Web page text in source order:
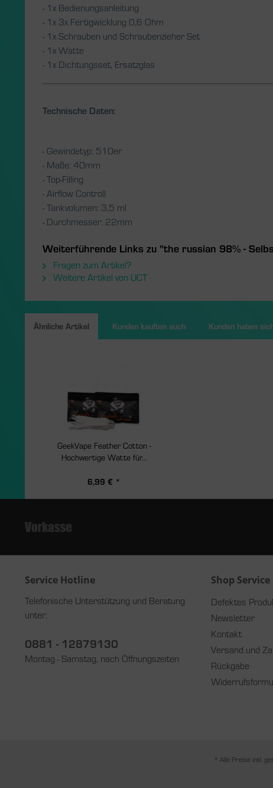
- 1x Bedienungsanleitung
- 1x 3x Fertigwicklung 0,6 Ohm
- 1x Schrauben und Schraubenzieher Set
- 1x Watte
- 1x Dichtungsset, Ersatzglas
Technische Daten:
- Gewindetyp: 510er
- Maße: 40mm
- Top-Filling
- Airflow Controll
- Tankvolumen: 3,5 ml
- Durchmesser: 22mm
Weiterführende Links zu "the russian 98% -
Fragen zum Artikel?
Weitere Artikel von UCT
Ähnliche Artikel Kunden kauften auch Kunden haben
GeekVape Feather Cotton -
Hochwertige Watte für...
6,99 € *
Service Hotline
Telefonische Unterstützung und Beratung
unter:
0881 - 12879130
Montag - Samstag, nach Öffnungszeiten
Shop Service
Defektes
Newsletter
Kontakt
Versand und
Rückgabe
* Alle Preise inkl.